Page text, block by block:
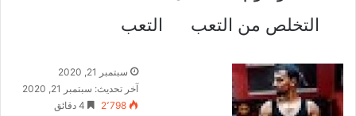
التخلص من التعب
التعب
سبتمبر 21, 2020
آخر تحديث: سبتمبر 21, 2020
2٬798